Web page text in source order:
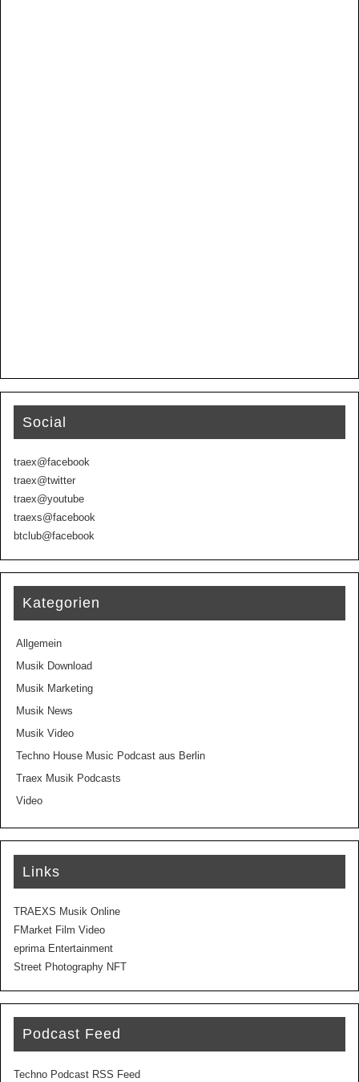
Social
traex@facebook
traex@twitter
traex@youtube
traexs@facebook
btclub@facebook
Kategorien
Allgemein
Musik Download
Musik Marketing
Musik News
Musik Video
Techno House Music Podcast aus Berlin
Traex Musik Podcasts
Video
Links
TRAEXS Musik Online
FMarket Film Video
eprima Entertainment
Street Photography NFT
Podcast Feed
Techno Podcast RSS Feed